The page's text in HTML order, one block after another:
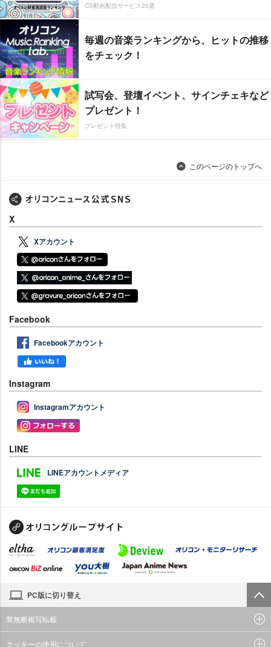
CS動画配信サービス20選
毎週の音楽ランキングから、ヒットの推移
をチェック！
試写会、登壇イベント、サインチェキなど
プレゼント！
プレゼント特集
このページのトップへ
X
Xアカウント
Facebook
Facebookアカウント
Instagram
Instagramアカウント
LINE
LINEアカウントメディア
PC版に切り替え
禁無断複写転載
クッキーの使用について